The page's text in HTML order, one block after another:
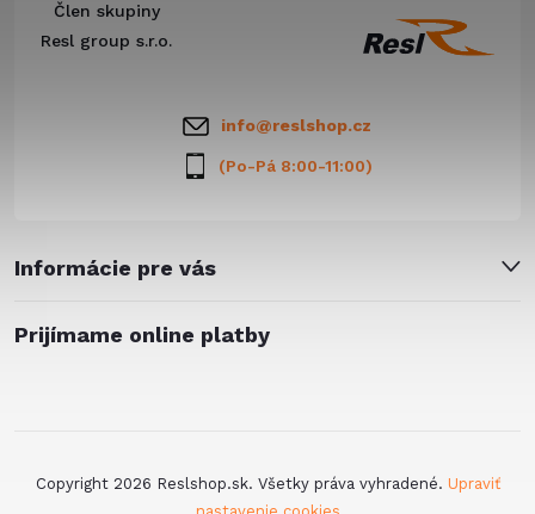
Informácie pre vás
Člen skupiny
Resl group s.r.o.
info@reslshop.cz
(Po-Pá 8:00-11:00)
Prijímame online platby
Copyright 2026 Reslshop.sk. Všetky práva vyhradené. Upraviť